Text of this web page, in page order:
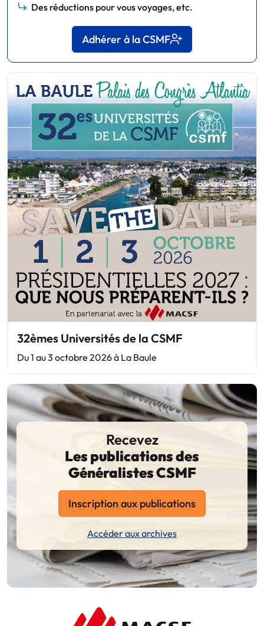
Des réductions pour vous voyages, etc.
Adhérer à la CSMF
32èmes Universités de la CSMF
Du 1 au 3 octobre 2026 à La Baule
Recevez
Les publications des
Généralistes CSMF
Inscription aux publications
Accéder aux archives